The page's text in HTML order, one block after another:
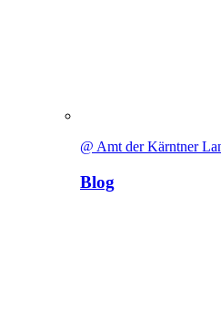
@ Amt der Kärntner
Blog